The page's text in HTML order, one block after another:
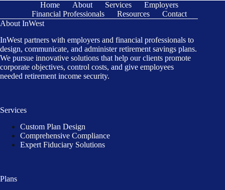
Home About Services
Employers
Financial Professionals
Resources
Contact
About InWest
InWest partners with employers and financial professionals to
design, communicate, and administer retirement savings plans.
We pursue innovative solutions that help our clients promote
corporate objectives, control costs, and give employees
needed retirement income security.
Services
Custom Plan Design
Comprehensive Compliance
Expert Fiduciary Solutions
Plans